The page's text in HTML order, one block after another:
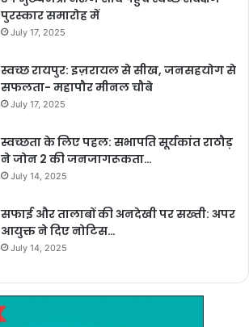
पुरस्कार समारोह में
July 17, 2025
स्वच्छ रायपुर: इज़रायल से सीख, जनसहयोग से
सफलता- महापौर मीनल चौबे
July 17, 2025
स्वच्छता के लिए पहल: सभापति सूर्यकांत राठौड़
ने जोन 2 की जनजागरूकता…
July 14, 2025
सफाई और तालाबों की अनदेखी पर सख्ती: अपर
आयुक्त ने दिए नोटिस…
July 14, 2025